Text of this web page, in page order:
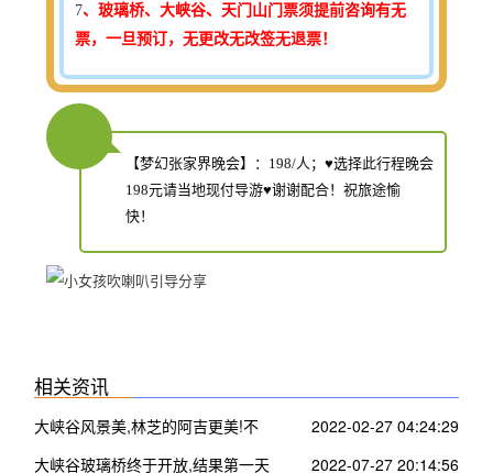
7、玻璃桥、大峡谷、天门山门票须提前咨询有无
票，一旦预订，无更改无改签无退票！
【梦幻张家界晚会】：198/人； ♥选择此行程晚会
198元请当地现付导游♥谢谢配合！祝旅途愉
快！
相关资讯
大峡谷风景美,林芝的阿吉更美!不
信你来看看……
2022-02-27 04:24:29
大峡谷玻璃桥终于开放,结果第一天
2022-07-27 20:14:56